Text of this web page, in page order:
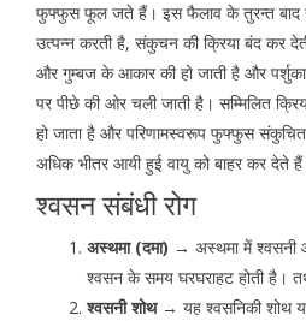
फुफ्फुस फूल जते हैं। इस फैलाव के तुरन्त बाद
उत्पन्न करती है, संकुचन की क्रिया बंद कर
और गुम्बज के आकार की हो जाती है और
पर पीछे की ओर चली जाती है। सम्मिलित
हो जाता है और परिणामस्वरूप फुफ्फुस
अधिक भीतर आयी हुई वायु को बाहर कर देते
श्वसन संबंधी रोग
अस्थमा (दमा) → अस्थमा में
श्वसन के समय घरघराहट होती है।
श्वसनी शोथ → यह श्वसनिकी शोथ